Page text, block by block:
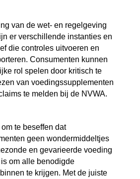
van de wet- en regelgeving
er verschillende instanties en
die controles uitvoeren en
Consumenten kunnen
rol spelen door kritisch te
van voedingssupplementen
te melden bij de NVWA.
te beseffen dat
geen wondermiddeltjes
en gevarieerde voeding
om alle benodigde
te krijgen. Met de juiste